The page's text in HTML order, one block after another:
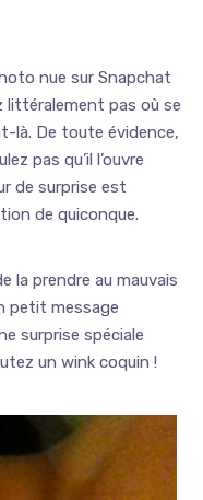
nue sur Snapchat
littéralement pas où se
là. De toute évidence,
pas qu’il l’ouvre
de surprise est
de quiconque.
la prendre au mauvais
petit message
surprise spéciale
un wink coquin !